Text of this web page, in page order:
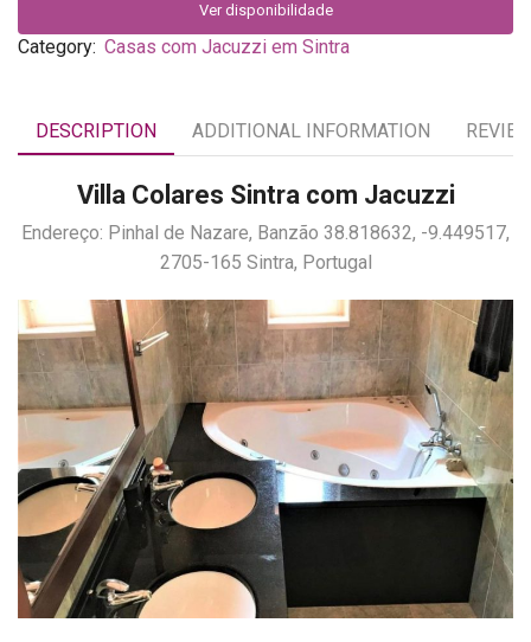
Ver disponibilidade
Category: Casas com Jacuzzi em Sintra
DESCRIPTION ADDITIONAL INFORMATION
Villa Colares Sintra com Jacuzzi
Endereço: Pinhal de Nazare, Banzão 38.818632, -9.449517,
2705-165 Sintra, Portugal